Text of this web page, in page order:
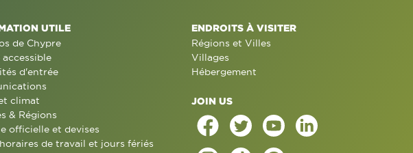
UTILE
de Chypre
accessible
d'entrée
climat
& Régions
officielle et devises
de travail et jours fériés
ENDROITS À VISITER
Régions et Villes
Villages
Hébergement
JOIN US